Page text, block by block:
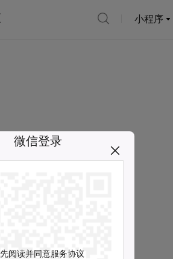
小程序
微信登录
阅读并同意服务协议